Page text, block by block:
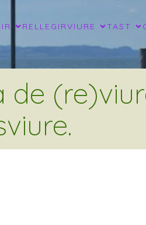
RELLEGIRVIURE TAST
de